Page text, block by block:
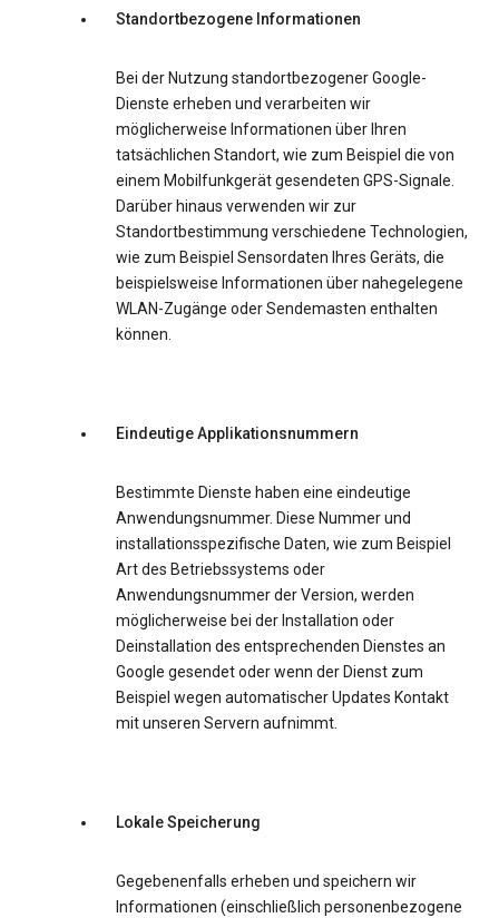
Standortbezogene Informationen
Bei der Nutzung standortbezogener Google-
Dienste erheben und verarbeiten wir
möglicherweise Informationen über Ihren
tatsächlichen Standort, wie zum Beispiel die von
einem Mobilfunkgerät gesendeten GPS-Signale.
Darüber hinaus verwenden wir zur
Standortbestimmung verschiedene Technologien,
wie zum Beispiel Sensordaten Ihres Geräts, die
beispielsweise Informationen über nahegelegene
WLAN-Zugänge oder Sendemasten enthalten
können.
Eindeutige Applikationsnummern
Bestimmte Dienste haben eine eindeutige
Anwendungsnummer. Diese Nummer und
installationsspezifische Daten, wie zum Beispiel
Art des Betriebssystems oder
Anwendungsnummer der Version, werden
möglicherweise bei der Installation oder
Deinstallation des entsprechenden Dienstes an
Google gesendet oder wenn der Dienst zum
Beispiel wegen automatischer Updates Kontakt
mit unseren Servern aufnimmt.
Lokale Speicherung
Gegebenenfalls erheben und speichern wir
Informationen (einschließlich personenbezogene